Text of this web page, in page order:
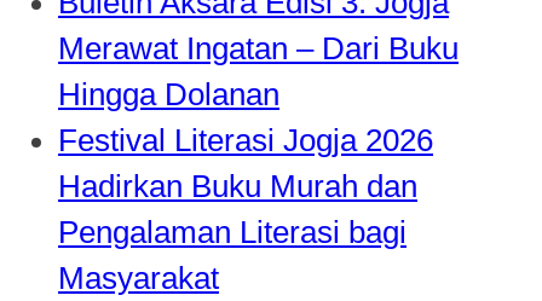
Merawat Ingatan – Dari Buku
Hingga Dolanan
Festival Literasi Jogja 2026
Hadirkan Buku Murah dan
Pengalaman Literasi bagi
Masyarakat